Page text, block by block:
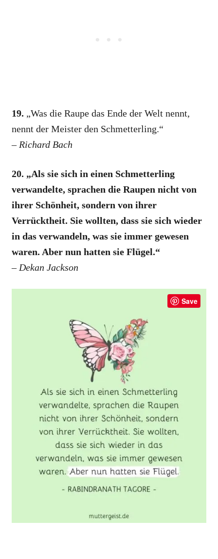
19. „Was die Raupe das Ende der Welt nennt,
nennt der Meister den Schmetterling.“
– Richard Bach
20. „Als sie sich in einen Schmetterling
verwandelte, sprachen die Raupen nicht von
ihrer Schönheit, sondern von ihrer
Verrücktheit. Sie wollten, dass sie sich wieder
in das verwandeln, was sie immer gewesen
waren. Aber nun hatten sie Flügel.“
– Dekan Jackson
Save